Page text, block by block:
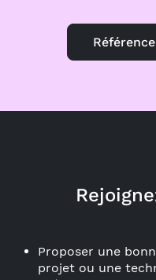
Proposer une
projet ou une